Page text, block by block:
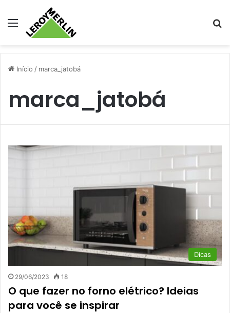
Menu
Início / marca_jatobá
marca_jatobá
Dicas
29/06/2023 18
O que fazer no forno elétrico? Ideias
para você se inspirar